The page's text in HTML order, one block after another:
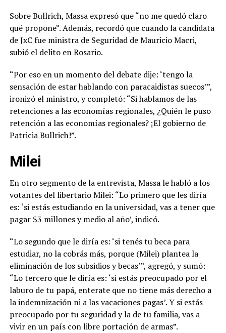
Sobre Bullrich, Massa expresó que “no me quedó claro
qué propone”. Además, recordó que cuando la candidata
de JxC fue ministra de Seguridad de Mauricio Macri,
subió el delito en Rosario.
“Por eso en un momento del debate dije: ‘tengo la
sensación de estar hablando con paracaidistas suecos’”,
ironizó el ministro, y completó: “Si hablamos de las
retenciones a las economías regionales, ¿Quién le puso
retención a las economías regionales? ¡El gobierno de
Patricia Bullrich!”.
Milei
En otro segmento de la entrevista, Massa le habló a los
votantes del libertario Milei: “Lo primero que les diría
es: ‘si estás estudiando en la universidad, vas a tener que
pagar $3 millones y medio al año’, indicó.
“Lo segundo que le diría es: ‘si tenés tu beca para
estudiar, no la cobrás más, porque (Milei) plantea la
eliminación de los subsidios y becas’”, agregó, y sumó:
“Lo tercero que le diría es: ‘si estás preocupado por el
laburo de tu papá, enterate que no tiene más derecho a
la indemnización ni a las vacaciones pagas’. Y si estás
preocupado por tu seguridad y la de tu familia, vas a
vivir en un país con libre portación de armas”.